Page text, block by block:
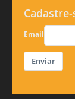
Email
Enviar